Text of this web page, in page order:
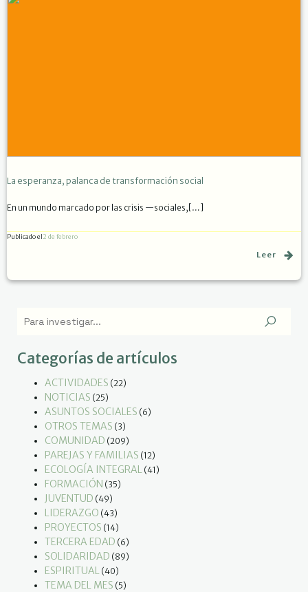
La esperanza, palanca de transformación social
En un mundo marcado por las crisis —sociales,[…]
Publicado el2 de febrero
Leer
Categorías de artículos
ACTIVIDADES (22)
NOTICIAS (25)
ASUNTOS SOCIALES (6)
OTROS TEMAS (3)
COMUNIDAD (209)
PAREJAS Y FAMILIAS (12)
ECOLOGÍA INTEGRAL (41)
FORMACIÓN (35)
JUVENTUD (49)
LIDERAZGO (43)
PROYECTOS (14)
TERCERA EDAD (6)
SOLIDARIDAD (89)
ESPIRITUAL (40)
TEMA DEL MES (5)